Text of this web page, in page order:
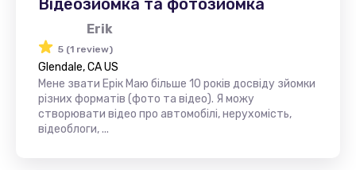
Відеозйомка та фотозйомка
Erik
5 (1 review)
Glendale, CA US
Мене звати Ерік Маю більше 10 років досвіду зйомки
різних форматів (фото та відео). Я можу
створювати відео про автомобілі, нерухомість,
відеоблоги, ...